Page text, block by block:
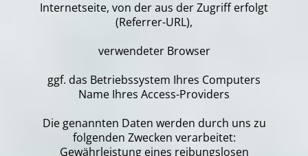
Internetseite, von der aus der Zugriff erfolgt
(Referrer-URL),
verwendeter Browser
ggf. das Betriebssystem Ihres Computers
Name Ihres Access-Providers
Die genannten Daten werden durch uns zu
folgenden Zwecken verarbeitet:
Gewährleistung eines reibungslosen